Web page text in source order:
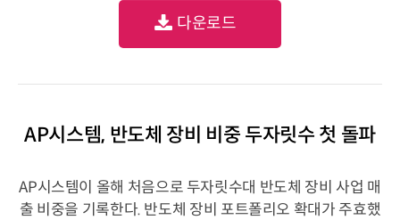
다운로드
AP시스템, 반도체 장비 비중 두자릿수 첫 돌파
AP시스템이 올해 처음으로 두자릿수대 반도체 장비 사업 매
출 비중을 기록한다. 반도체 장비 포트폴리오 확대가 주효했